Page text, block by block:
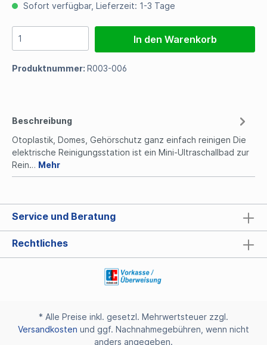
Sofort verfügbar, Lieferzeit: 1-3 Tage
In den Warenkorb
Produktnummer: R003-006
Beschreibung
Otoplastik, Domes, Gehörschutz ganz einfach reinigen Die
elektrische Reinigungsstation ist ein Mini-Ultraschallbad zur
Rein… Mehr
Service und Beratung
Rechtliches
* Alle Preise inkl. gesetzl. Mehrwertsteuer zzgl.
Versandkosten und ggf. Nachnahmegebühren, wenn nicht
anders angegeben.